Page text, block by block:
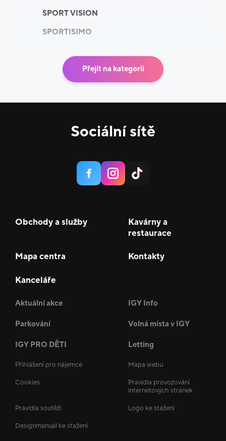
SPORT VISION
SPORTISIMO
Přejít na kategorii
Sociální sítě
Obchody a služby
Kavárny a
restaurace
Mapa centra Kontakty
Kanceláře
Aktuální akce IGY Info
Parkování Volná místa v IGY
IGY PRO DĚTI Letting
Přihlášení pro nájemce Mapa webu
Cookies
Pravidla provozování
internetových stránek
Pravidla soutěží Logo ke stažení
Designmanuál ke stažení